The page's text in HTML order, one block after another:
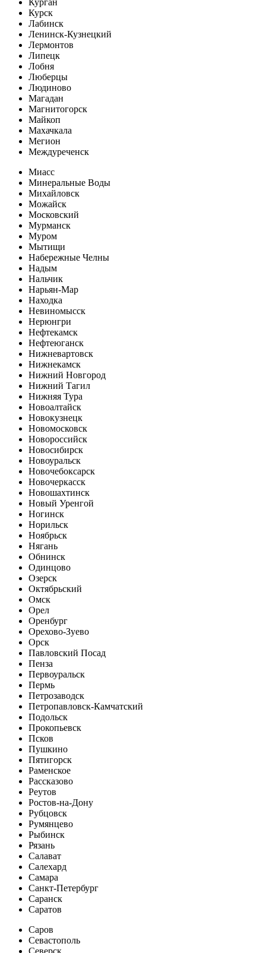
Курск
Лабинск
Ленинск-Кузнецкий
Лермонтов
Липецк
Лобня
Люберцы
Людиново
Магадан
Магнитогорск
Майкоп
Махачкала
Мегион
Междуреченск
Миасс
Минеральные Воды
Михайловск
Можайск
Московский
Мурманск
Муром
Мытищи
Набережные Челны
Надым
Нальчик
Нарьян-Мар
Находка
Невиномысск
Нерюнгри
Нефтекамск
Нефтеюганск
Нижневартовск
Нижнекамск
Нижний Новгород
Нижний Тагил
Нижняя Тура
Новоалтайск
Новокузнецк
Новомосковск
Новороссийск
Новосибирск
Новоуральск
Новочебоксарск
Новочеркасск
Новошахтинск
Новый Уренгой
Ногинск
Норильск
Ноябрьск
Нягань
Обнинск
Одинцово
Озерск
Октябрьский
Омск
Орел
Оренбург
Орехово-Зуево
Орск
Павловский Посад
Пенза
Первоуральск
Пермь
Петрозаводск
Петропавловск-Камчатский
Подольск
Прокопьевск
Псков
Пушкино
Пятигорск
Раменское
Рассказово
Реутов
Ростов-на-Дону
Рубцовск
Румянцево
Рыбинск
Рязань
Салават
Салехард
Самара
Санкт-Петербург
Саранск
Саратов
Саров
Севастополь
Северск